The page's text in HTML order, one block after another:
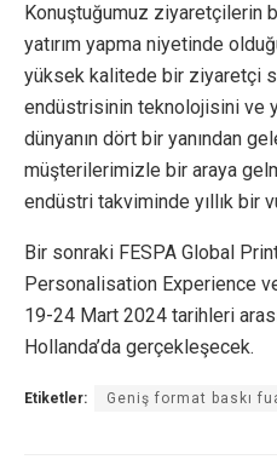
Konuştuğumuz ziyaretçilerin
yatırım yapma niyetinde
yüksek kalitede bir ziyaretçi
endüstrisinin teknolojisini ve
dünyanın dört bir yanından
müşterilerimizle bir araya
endüstri takviminde yıllık bir
Bir sonraki FESPA Global
Personalisation Experience
19-24 Mart 2024 tarihleri
Hollanda’da gerçekleşecek.
Etiketler: Geniş format baskı